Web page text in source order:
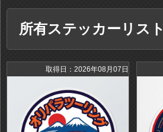
所有ステッカーリスト
取得日：2026年08月07日